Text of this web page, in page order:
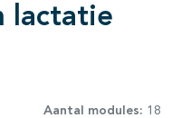
lactatie
Aantal modules: 18